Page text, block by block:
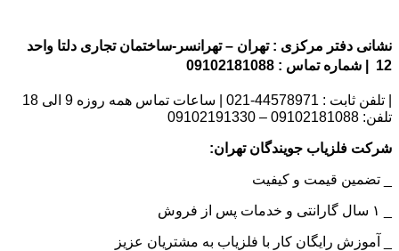
نشانی دفتر مرکزی : تهران – تهرانسر-ساختمان تجاری دلتا واحد
12 | شماره تماس : 09102181088
| تلفن ثابت : 44578971-021 | ساعات تماس همه روزه 9 الی 18
تلفن: 09102181088 – 09102191330
شرکت فلزیاب جویندگان تهران:
_ تضمین قیمت و کیفیت
_ آموزش رایگان کار با فلزیاب به مشتریان عزیز